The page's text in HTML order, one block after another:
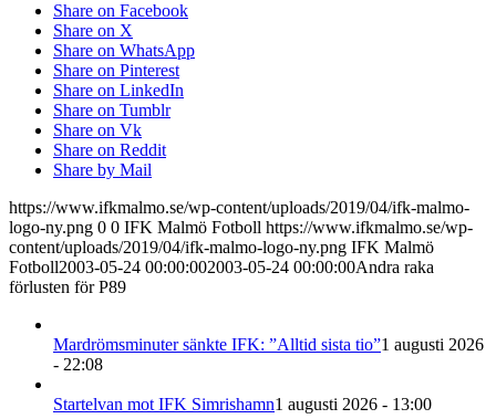
Share on Facebook
Share on X
Share on WhatsApp
Share on Pinterest
Share on LinkedIn
Share on Tumblr
Share on Vk
Share on Reddit
Share by Mail
https://www.ifkmalmo.se/wp-content/uploads/2019/04/ifk-malmo-
logo-ny.png 0 0 IFK Malmö Fotboll https://www.ifkmalmo.se/wp-
content/uploads/2019/04/ifk-malmo-logo-ny.png IFK Malmö
Fotboll2003-05-24 00:00:002003-05-24 00:00:00Andra raka
förlusten för P89
Mardrömsminuter sänkte IFK: ”Alltid sista tio”1 augusti 2026
- 22:08
Startelvan mot IFK Simrishamn1 augusti 2026 - 13:00